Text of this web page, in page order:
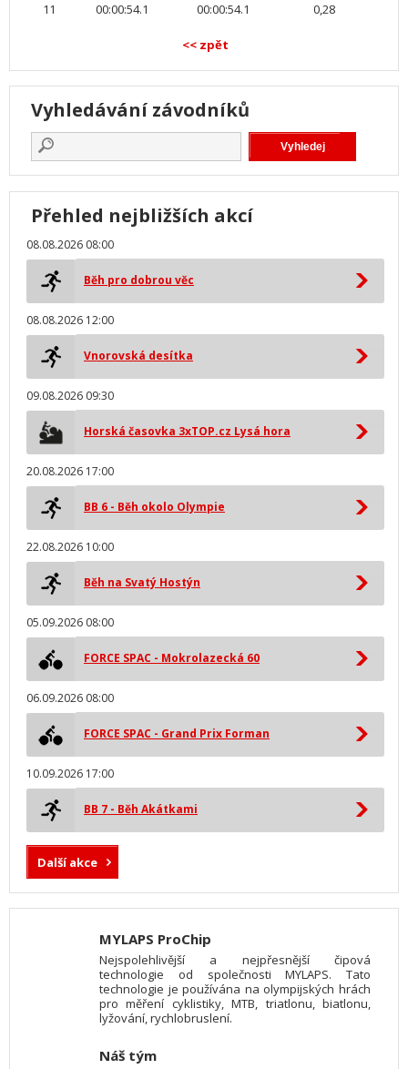
11
00:00:54.1 00:00:54.1 0,28
<< zpět
Vyhledávání závodníků
Přehled nejbližších akcí
08.08.2026 08:00
Běh pro dobrou věc
08.08.2026 12:00
Vnorovská desítka
09.08.2026 09:30
Horská časovka 3xTOP.cz Lysá hora
20.08.2026 17:00
BB 6 - Běh okolo Olympie
22.08.2026 10:00
Běh na Svatý Hostýn
05.09.2026 08:00
FORCE SPAC - Mokrolazecká 60
06.09.2026 08:00
FORCE SPAC - Grand Prix Forman
10.09.2026 17:00
BB 7 - Běh Akátkami
Další akce
MYLAPS ProChip
Nejspolehlivější a nejpřesnější čipová
technologie od společnosti MYLAPS. Tato
technologie je používána na olympijských hrách
pro měření cyklistiky, MTB, triatlonu, biatlonu,
lyžování, rychlobruslení.
Náš tým